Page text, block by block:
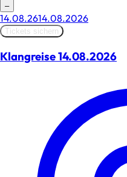
–
14.08.2614.08.2026
Tickets sichern
Klangreise 14.08.2026